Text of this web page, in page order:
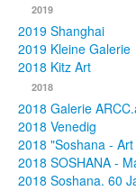
2019
2019 Shanghai
2019 Kleine Galerie
2018 Kitz Art
2018
2018 Galerie
2018 Venedig
2018 "Soshana -
2018 SOSHANA -
2018 Soshana. 60